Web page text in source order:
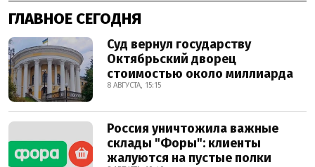
ГЛАВНОЕ СЕГОДНЯ
Суд вернул государству
Октябрьский дворец
стоимостью около миллиарда
8 АВГУСТА, 15:15
Россия уничтожила важные
склады "Форы": клиенты
жалуются на пустые полки